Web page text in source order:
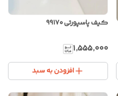
کیف پاسپورتی ۹۹۱۷۰
۱٬۵۵۵٬۰۰۰
افزودن به سبد